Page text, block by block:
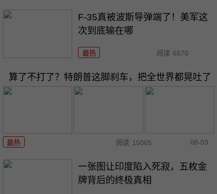
F-35真被波斯导弹端了！美军这
次到底输在哪
最热 阅读 6570
算了不打了？特朗普这脚刹车，把全世界都晃吐了
最热 阅读 15065 08-03
一张图让印度陷入死寂，五枚金
牌背后的终极真相